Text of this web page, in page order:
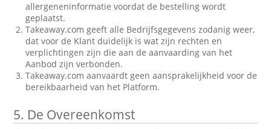
allergeneninformatie voordat de bestelling wordt
geplaatst.
Takeaway.com geeft alle Bedrijfsgegevens zodanig weer,
dat voor de Klant duidelijk is wat zijn rechten en
verplichtingen zijn die aan de aanvaarding van het
Aanbod zijn verbonden.
Takeaway.com aanvaardt geen aansprakelijkheid voor de
bereikbaarheid van het Platform.
5. De Overeenkomst